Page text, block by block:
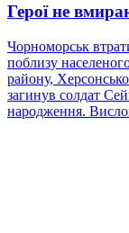
Герої не
Чорноморськ
поблизу
району,
загинув солдат
народження.